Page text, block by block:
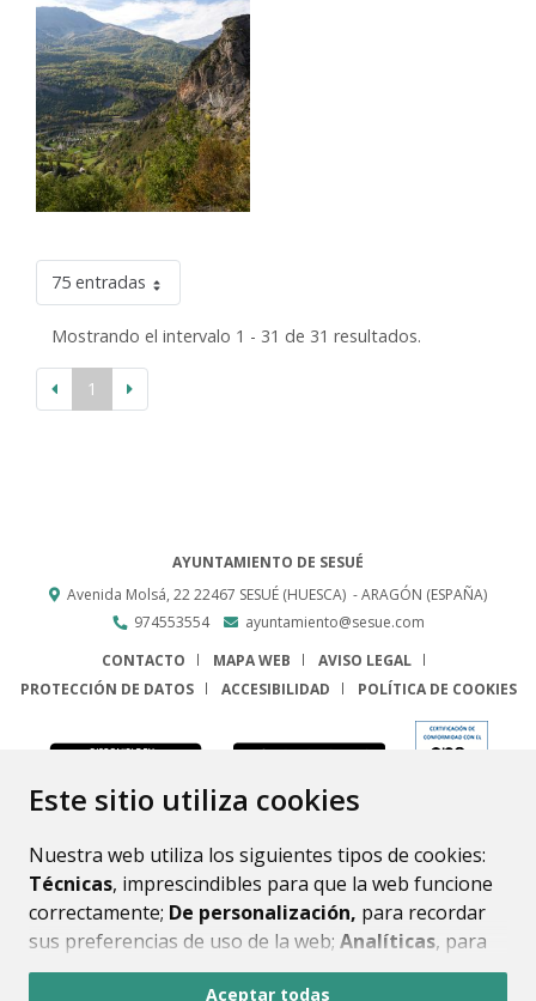
Este sitio utiliza cookies
Nuestra web utiliza los siguientes tipos de cookies:
Técnicas, imprescindibles para que la web funcione
correctamente; De personalización, para recordar
sus preferencias de uso de la web; Analíticas, para
mejorar el funcionamiento de la web y sus servicios.
Aceptar todas
75 entradas
Mostrando el intervalo 1 - 31 de 31 resultados.
1
AYUNTAMIENTO DE SESUÉ
Avenida Molsá, 2222467 SESUÉ (HUESCA) - ARAGÓN (ESPAÑA)
974553554
ayuntamiento@sesue.com
CONTACTO
MAPA WEB
AVISO LEGAL
PROTECCIÓN DE DATOS
ACCESIBILIDAD POLÍTICA DE COOKIES